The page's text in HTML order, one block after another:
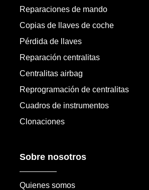
Reparaciones de mando
Copias de llaves de coche
Pérdida de llaves
Reparación centralitas
Centralitas airbag
Reprogramación de centralitas
Cuadros de instrumentos
Clonaciones
Sobre nosotros
Quienes somos